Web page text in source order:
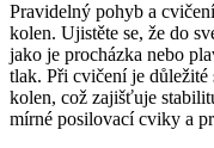
Pravidelný pohyb a
kolen. Ujistěte se, že do
jako je procházka nebo
tlak. Při cvičení je důležité
kolen, což zajišťuje
mírné posilovací cviky a